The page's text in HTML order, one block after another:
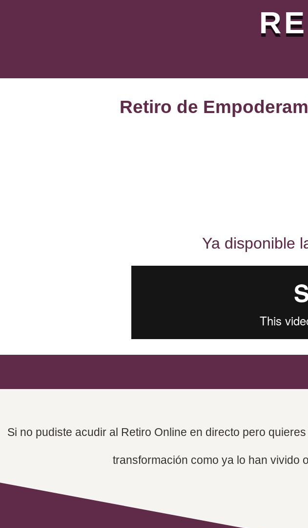
Retiro de
Ya disponible
Si no pudiste acudir al Retiro Online en directo pero
transformación como ya lo han vivido